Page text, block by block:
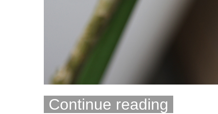
Continue reading